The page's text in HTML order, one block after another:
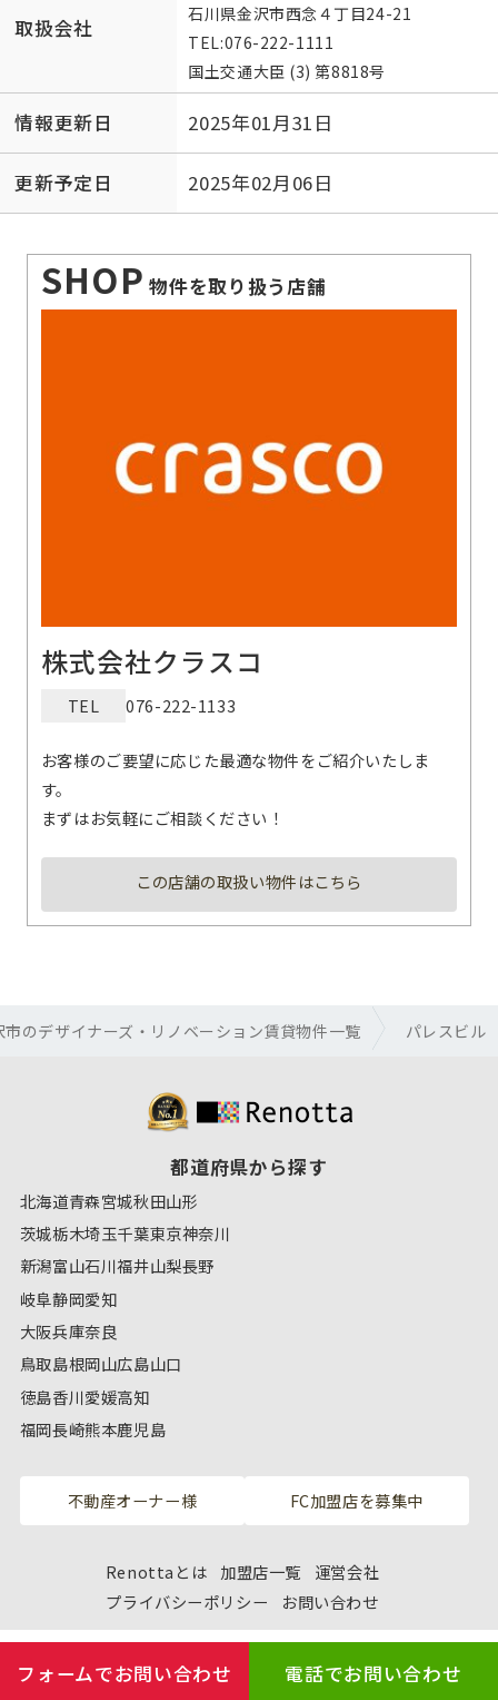
フォームでお問い合わせ 電話でお問い合わせ
取扱会社
石川県金沢市西念４丁目24-21
TEL:076-222-1111
国土交通大臣 (3) 第8818号
情報更新日 2025年01月31日
更新予定日 2025年02月06日
SHOP 物件を取り扱う店舗
株式会社クラスコ
TEL 076-222-1133
お客様のご要望に応じた最適な物件をご紹介いたしま
す。
まずはお気軽にご相談ください！
この店舗の取扱い物件はこちら
市のデザイナーズ・リノベーション賃貸物件一覧 パレスビル
都道府県から探す
北海道青森宮城秋田山形
茨城栃木埼玉千葉東京神奈川
新潟富山石川福井山梨長野
岐阜静岡愛知
大阪兵庫奈良
鳥取島根岡山広島山口
徳島香川愛媛高知
福岡長崎熊本鹿児島
不動産オーナー様 FC加盟店を募集中
Renottaとは 加盟店一覧
運営会社
プライバシーポリシー
お問い合わせ